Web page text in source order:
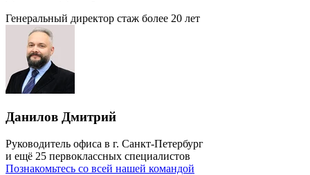
Генеральный директор стаж более 20 лет
Данилов Дмитрий
Руководитель офиса в г. Санкт-Петербург
и ещё 25 первоклассных специалистов
Познакомьтесь со всей нашей командой